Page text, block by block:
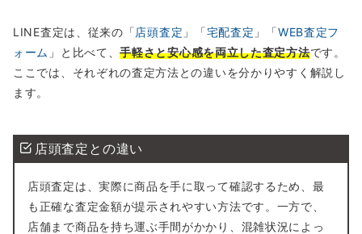
LINE査定は、従来の「店頭査定 」「宅配査定 」「WEB査定フ
ォーム 」と比べて、手軽さと安心感を両立した査定方法です。
ここでは、それぞれの査定方法との違いを分かりやすく解説し
ます。
店頭査定との違い
店頭査定は、実際に商品を手に取って確認するため、最
も正確な査定金額が提示されやすい方法です。一方で、
店舗まで商品を持ち運ぶ手間がかかり、混雑状況によっ